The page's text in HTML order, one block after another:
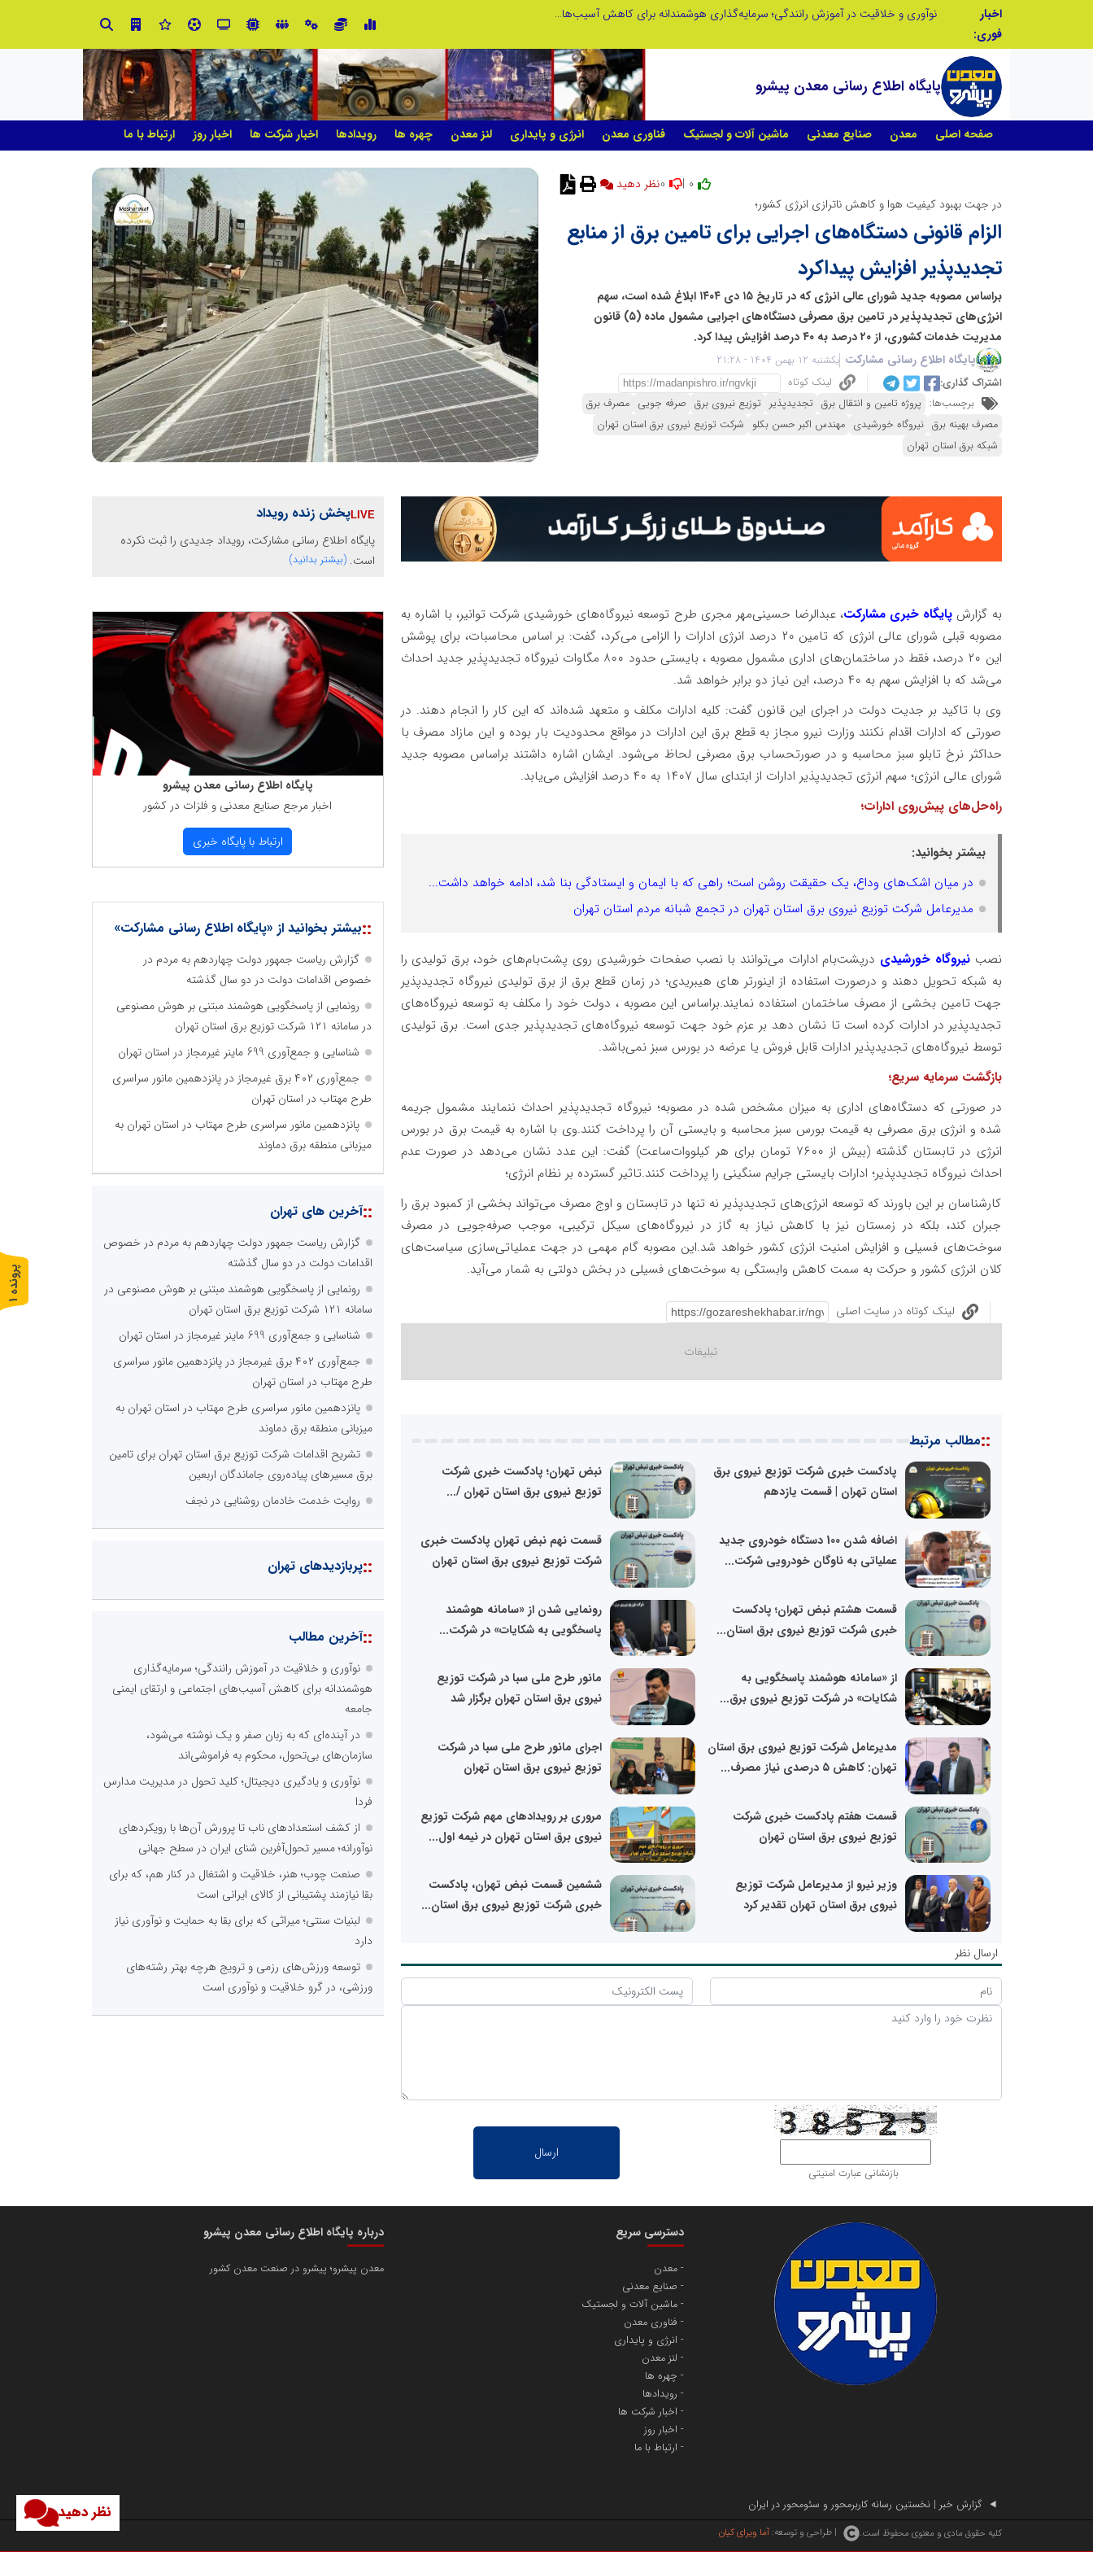
اخبار
فوری:
نوآوری و خلاقیت در آموزش رانندگی؛ سرمایه‌گذاری هوشمندانه برای کاهش آسیب‌های اجتماعی و ارتقای ایمنی جامعه نوآوری و یادگیری دیجیتال؛ کلید تحول در مدیریت مدارس فردا
پایگاه اطلاع رسانی معدن پیشرو
صفحه اصلی معدن صنایع معدنی ماشین آلات و لجستیک فناوری معدن انرژی و پایداری لنز معدن چهره ها رویدادها اخبار شرکت ها اخبار روز ارتباط با ما
در جهت بهبود کیفیت هوا و کاهش ناترازی انرژی کشور؛
الزام قانونی دستگاه‌های اجرایی برای تامین برق از منابع
تجدیدپذیر افزایش پیداکرد
براساس مصوبه جدید شورای عالی انرژی که در تاریخ ۱۵ دی ۱۴۰۴ ابلاغ شده است، سهم
انرژی‌های تجدیدپذیر در تامین برق مصرفی دستگاه‌های اجرایی مشمول ماده (۵) قانون
مدیریت خدمات کشوری، از ۲۰ درصد به ۴۰ درصد افزایش پیدا کرد.
پایگاه اطلاع رسانی مشارکت یکشنبه 12 بهمن 1404 - 21:28
اشتراک گذاری:
لینک کوتاه
برچسب‌ها: پروژه تامین و انتقال برق تجدیدپذیر توزیع نیروی برق صرفه جویی مصرف برق
مصرف بهینه برق نیروگاه خورشیدی مهندس اکبر حسن بکلو شرکت توزیع نیروی برق استان تهران
شبکه برق استان تهران
به گزارش پایگاه خبری مشارکت، عبدالرضا حسینی‌مهر مجری طرح توسعه نیروگاه‌های خورشیدی شرکت توانیر، با اشاره به
مصوبه قبلی شورای عالی انرژی که تامین ۲۰ درصد انرژی ادارات را الزامی می‌کرد، گفت: بر اساس محاسبات، برای پوشش
این ۲۰ درصد، فقط در ساختمان‌های اداری مشمول مصوبه ، بایستی حدود ۸۰۰ مگاوات نیروگاه تجدیدپذیر جدید احداث
می‌شد که با افزایش سهم به ۴۰ درصد، این نیاز دو برابر خواهد شد.
وی با تاکید بر جدیت دولت در اجرای این قانون گفت: کلیه ادارات مکلف و متعهد شده‌اند که این کار را انجام دهند. در
صورتی که ادارات اقدام نکنند وزارت نیرو مجاز به قطع برق این ادارات در مواقع محدودیت بار بوده و این مازاد مصرف با
حداکثر نرخ تابلو سبز محاسبه و در صورتحساب برق مصرفی لحاظ می‌شود. ایشان اشاره داشتند براساس مصوبه جدید
شورای عالی انرژی؛ سهم انرژی تجدیدپذیر ادارات از ابتدای سال ۱۴۰۷ به ۴۰ درصد افزایش می‌یابد.
راه‌حل‌های پیش‌روی ادارات؛
بیشتر بخوانید:
در میان اشک‌های وداع، یک حقیقت روشن است؛ راهی که با ایمان و ایستادگی بنا شد، ادامه خواهد داشت...
مدیرعامل شرکت توزیع نیروی برق استان تهران در تجمع شبانه مردم استان تهران
نصب نیروگاه خورشیدی درپشت‌بام ادارات می‌توانند با نصب صفحات خورشیدی روی پشت‌بام‌های خود، برق تولیدی را
به شبکه تحویل دهند و درصورت استفاده از اینورتر های هیبریدی؛ در زمان قطع برق از برق تولیدی نیروگاه تجدیدپذیر
جهت تامین بخشی از مصرف ساختمان استفاده نمایند.براساس این مصوبه ، دولت خود را مکلف به توسعه نیروگاه‌های
تجدیدپذیر در ادارات کرده است تا نشان دهد بر عزم خود جهت توسعه نیروگاه‌های تجدیدپذیر جدی است. برق تولیدی
توسط نیروگاه‌های تجدیدپذیر ادارات قابل فروش یا عرضه در بورس سبز نمی‌باشد.
بازگشت سرمایه سریع؛
در صورتی که دستگاه‌های اداری به میزان مشخص شده در مصوبه؛ نیروگاه تجدیدپذیر احداث ننمایند مشمول جریمه
شده و انرژی برق مصرفی به قیمت بورس سبز محاسبه و بایستی آن را پرداخت کنند.وی با اشاره به قیمت برق در بورس
انرژی در تابستان گذشته (بیش از ۷۶۰۰ تومان برای هر کیلووات‌ساعت) گفت: این عدد نشان می‌دهد در صورت عدم
احداث نیروگاه تجدیدپذیر؛ ادارات بایستی جرایم سنگینی را پرداخت کنند.تاثیر گسترده بر نظام انرژی؛
کارشناسان بر این باورند که توسعه انرژی‌های تجدیدپذیر نه تنها در تابستان و اوج مصرف می‌تواند بخشی از کمبود برق را
جبران کند، بلکه در زمستان نیز با کاهش نیاز به گاز در نیروگاه‌های سیکل ترکیبی، موجب صرفه‌جویی در مصرف
سوخت‌های فسیلی و افزایش امنیت انرژی کشور خواهد شد.این مصوبه گام مهمی در جهت عملیاتی‌سازی سیاست‌های
کلان انرژی کشور و حرکت به سمت کاهش وابستگی به سوخت‌های فسیلی در بخش دولتی به شمار می‌آید.
لینک کوتاه در سایت اصلی
::مطالب مرتبط
پادکست خبری شرکت توزیع نیروی برق
استان تهران | قسمت یازدهم
نبض تهران؛ پادکست خبری شرکت
توزیع نیروی برق استان تهران /...
اضافه شدن 100 دستگاه خودروی جدید
عملیاتی به ناوگان خودرویی شرکت...
قسمت نهم نبض تهران پادکست خبری
شرکت توزیع نیروی برق استان تهران
قسمت هشتم نبض تهران؛ پادکست
خبری شرکت توزیع نیروی برق استان...
رونمایی شدن از «سامانه هوشمند
پاسخگویی به شکایات» در شرکت...
از «سامانه هوشمند پاسخگویی به
شکایات» در شرکت توزیع نیروی برق...
مانور طرح ملی سبا در شرکت توزیع
نیروی برق استان تهران برگزار شد
مدیرعامل شرکت توزیع نیروی برق استان
تهران: کاهش ۵ درصدی نیاز مصرف...
اجرای مانور طرح ملی سبا در شرکت
توزیع نیروی برق استان تهران
قسمت هفتم پادکست خبری شرکت
توزیع نیروی برق استان تهران
مروری بر رویدادهای مهم شرکت توزیع
نیروی برق استان تهران در نیمه اول...
وزیر نیرو از مدیرعامل شرکت توزیع
نیروی برق استان تهران تقدیر کرد
ششمین قسمت نبض تهران، پادکست
خبری شرکت توزیع نیروی برق استان...
ارسال نظر
بازنشانی عبارت امنیتی
نظر دهید
پخش زنده رویداد
پایگاه اطلاع رسانی مشارکت، رویداد جدیدی را ثبت نکرده
است. (بیشتر بدانید)
پایگاه اطلاع رسانی معدن پیشرو
اخبار مرجع صنایع معدنی و فلزات در كشور
ارتباط با پایگاه خبری
::بیشتر بخوانید از «پایگاه اطلاع رسانی مشارکت»
گزارش ریاست جمهور دولت چهاردهم به مردم در
خصوص اقدامات دولت در دو سال گذشته
رونمایی از پاسخگویی هوشمند مبتنی بر هوش مصنوعی
در سامانه ۱۲۱ شرکت توزیع برق استان تهران
شناسایی و جمع‌آوری 699 ماینر غیرمجاز در استان تهران
جمع‌آوری ۴۰۲ برق غیرمجاز در پانزدهمین مانور سراسری
طرح مهتاب در استان تهران
پانزدهمین مانور سراسری طرح مهتاب در استان تهران به
میزبانی منطقه برق دماوند
::آخرین های تهران
گزارش ریاست جمهور دولت چهاردهم به مردم در خصوص
اقدامات دولت در دو سال گذشته
رونمایی از پاسخگویی هوشمند مبتنی بر هوش مصنوعی در
سامانه ۱۲۱ شرکت توزیع برق استان تهران
شناسایی و جمع‌آوری 699 ماینر غیرمجاز در استان تهران
جمع‌آوری ۴۰۲ برق غیرمجاز در پانزدهمین مانور سراسری
طرح مهتاب در استان تهران
پانزدهمین مانور سراسری طرح مهتاب در استان تهران به
میزبانی منطقه برق دماوند
تشریح اقدامات شرکت توزیع برق استان تهران برای تامین
برق مسیرهای پیاده‌روی جاماندگان اربعین
روایت خدمت خادمان روشنایی در نجف
::پربازدیدهای تهران
::آخرین مطالب
نوآوری و خلاقیت در آموزش رانندگی؛ سرمایه‌گذاری
هوشمندانه برای کاهش آسیب‌های اجتماعی و ارتقای ایمنی
جامعه
در آینده‌ای که به زبان صفر و یک نوشته می‌شود،
سازمان‌های بی‌تحول، محکوم به فراموشی‌اند
نوآوری و یادگیری دیجیتال؛ کلید تحول در مدیریت مدارس
فردا
از کشف استعدادهای ناب تا پرورش آن‌ها با رویکردهای
نوآورانه؛ مسیر تحول‌آفرین شنای ایران در سطح جهانی
صنعت چوب؛ هنر، خلاقیت و اشتغال در کنار هم، که برای
بقا نیازمند پشتیبانی از کالای ایرانی است
لبنیات سنتی؛ میراثی که برای بقا به حمایت و نوآوری نیاز
دارد
توسعه ورزش‌های رزمی و ترویج هرچه بهتر رشته‌های
ورزشی، در گرو خلاقیت و نوآوری است
پ
ر
و
ن
د
ه
1
دسترسی سریع
معدن
صنایع معدنی
ماشین آلات و لجستیک
فناوری معدن
انرژی و پایداری
لنز معدن
چهره ها
رویدادها
اخبار شرکت ها
اخبار روز
ارتباط با ما
درباره پایگاه اطلاع رسانی معدن پیشرو
معدن پیشرو؛ پیشرو در صنعت معدن کشور
گزارش خبر | نخستین رسانه کاربرمحور و سئومحور در ایران
کلیه حقوق مادی و معنوی محفوظ است. | طراحی و توسعه:آما ویرای کیان